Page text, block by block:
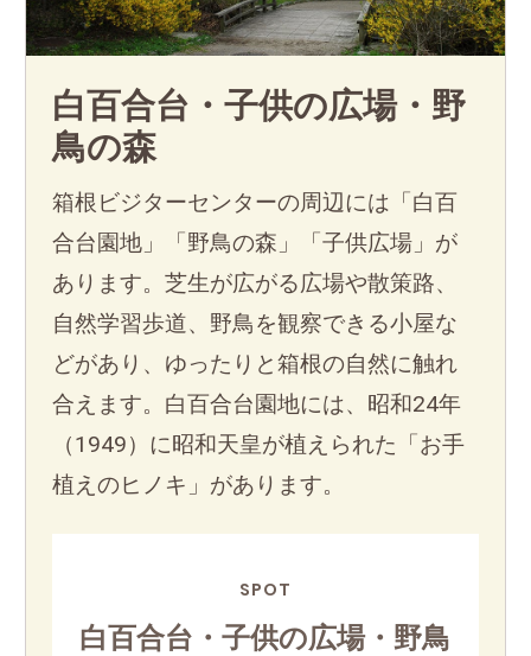
白百合台・子供の広場・野
鳥の森
箱根ビジターセンターの周辺には「白百
合台園地」「野鳥の森」「子供広場」が
あります。芝生が広がる広場や散策路、
自然学習歩道、野鳥を観察できる小屋な
どがあり、ゆったりと箱根の自然に触れ
合えます。白百合台園地には、昭和24年
（1949）に昭和天皇が植えられた「お手
植えのヒノキ」があります。
SPOT
白百合台・子供の広場・野鳥